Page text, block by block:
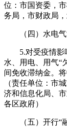
位：市国资委，
务局，市财政局
（四）水电
5.对受疫情
水、用电、用气“
间免收滞纳金。
（责任单位：市
济和信息化局、
各区政府）
（五）开行“